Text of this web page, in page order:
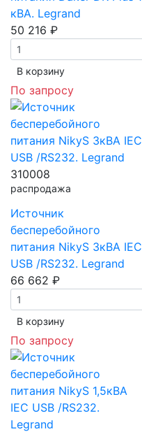
кВА. Legrand
50 216 ₽
В корзинy
По запросу
310008
распродажа
Источник
бесперебойного
питания NikyS 3кBA IEC
USB /RS232. Legrand
66 662 ₽
В корзинy
По запросу